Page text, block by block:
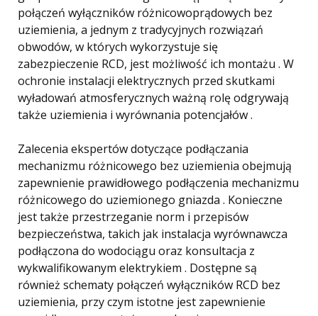
połączeń wyłączników różnicowoprądowych bez
uziemienia, a jednym z tradycyjnych rozwiązań
obwodów, w których wykorzystuje się
zabezpieczenie RCD, jest możliwość ich montażu . W
ochronie instalacji elektrycznych przed skutkami
wyładowań atmosferycznych ważną rolę odgrywają
także uziemienia i wyrównania potencjałów .
Zalecenia ekspertów dotyczące podłączania
mechanizmu różnicowego bez uziemienia obejmują
zapewnienie prawidłowego podłączenia mechanizmu
różnicowego do uziemionego gniazda . Konieczne
jest także przestrzeganie norm i przepisów
bezpieczeństwa, takich jak instalacja wyrównawcza
podłączona do wodociągu oraz konsultacja z
wykwalifikowanym elektrykiem . Dostępne są
również schematy połączeń wyłączników RCD bez
uziemienia, przy czym istotne jest zapewnienie